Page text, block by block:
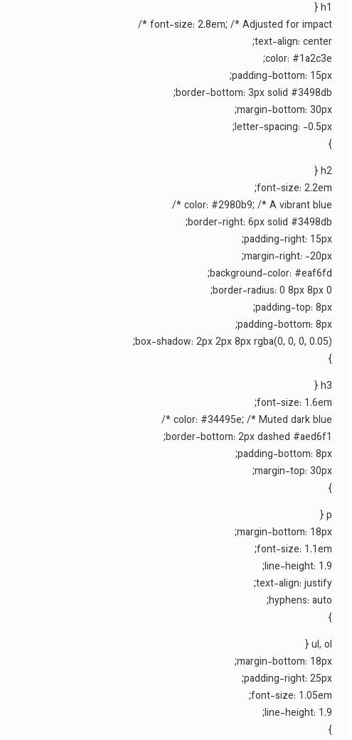
h1 {
font-size: 2.8em; /* Adjusted for impact */
text-align: center;
color: #1a2c3e;
padding-bottom: 15px;
border-bottom: 3px solid #3498db;
margin-bottom: 30px;
letter-spacing: -0.5px;
}
h2 {
font-size: 2.2em;
color: #2980b9; /* A vibrant blue */
border-right: 6px solid #3498db;
padding-right: 15px;
margin-right: -20px;
background-color: #eaf6fd;
border-radius: 0 8px 8px 0;
padding-top: 8px;
padding-bottom: 8px;
box-shadow: 2px 2px 8px rgba(0, 0, 0, 0.05);
}
h3 {
font-size: 1.6em;
color: #34495e; /* Muted dark blue */
border-bottom: 2px dashed #aed6f1;
padding-bottom: 8px;
margin-top: 30px;
}
p {
margin-bottom: 18px;
font-size: 1.1em;
line-height: 1.9;
text-align: justify;
hyphens: auto;
}
ul, ol {
margin-bottom: 18px;
padding-right: 25px;
font-size: 1.05em;
line-height: 1.9;
}